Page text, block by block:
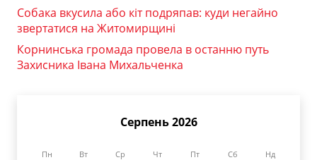
Собака вкусила або кіт подряпав: куди негайно
звертатися на Житомирщині
Корнинська громада провела в останню путь
Захисника Івана Михальченка
Серпень 2026
Пн Вт Ср Чт Пт Сб Нд